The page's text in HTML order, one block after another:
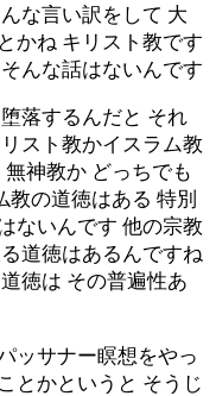
な言い訳をして 大
かね キリスト教です
んな話はないんです
落するんだと それ
スト教かイスラム教
神教か どっちでも
教の道徳はある 特別
ないんです 他の宗教
道徳はあるんですね
徳は その普遍性あ
ッサナー瞑想をやっ
とかというと そうじ